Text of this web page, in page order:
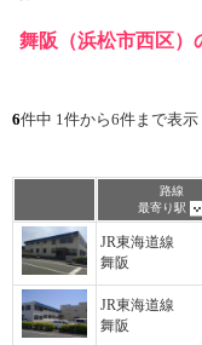
舞阪（浜松市西区）
6件中 1件から6件まで表示
路線
最寄り駅
JR東海道線
舞阪
JR東海道線
舞阪